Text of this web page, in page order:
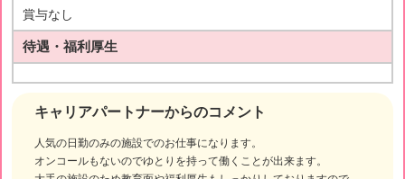
キャリアパートナーからのコメント
人気の日勤のみの施設でのお仕事になります。
オンコールもないのでゆとりを持って働くことが出来ます。
賞与なし
待遇・福利厚生